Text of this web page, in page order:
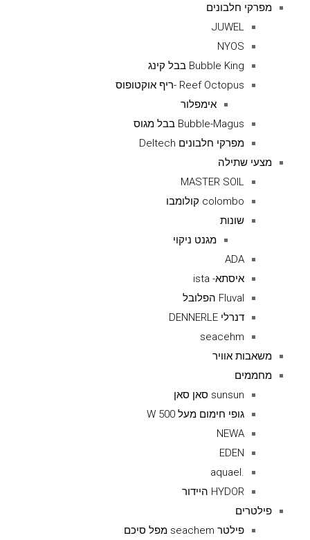
מפרקי חלבונים
JUWEL
NYOS
Bubble King בבל קינג
Reef Octopus -ריף אוקטופוס
אימפלור
Bubble-Magus בבל מגוס
מפרקי חלבונים Deltech
מצעי שתילה
MASTER SOIL
colombo קולומבו
שונות
מגנט ניקוי
ADA
איסתא- ista
Fluval הפלובל
דנרלי DENNERLE
seacehm
משאבות אוויר
מחממים
sunsun סאן סאן
גופי חימום מעל 500 W
NEWA
EDEN
.aquael
HYDOR היידור
פילטרים
פילטר seachem מפל סיכם